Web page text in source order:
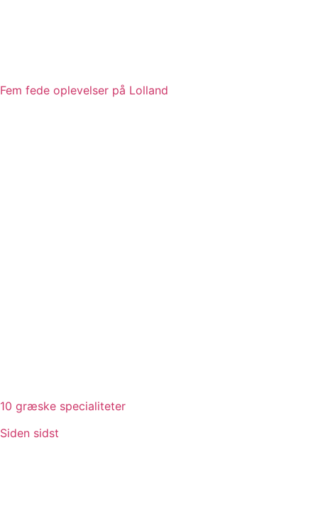
Fem fede oplevelser på Lolland
10 græske specialiteter
Siden sidst